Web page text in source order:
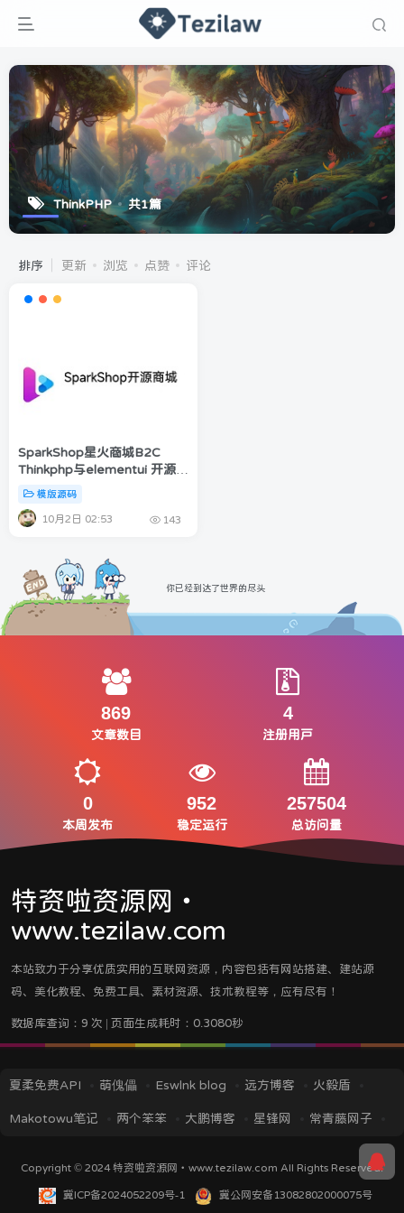
ThinkPHP 共1篇
排序 更新 浏览 点赞 评论
SparkShop星火商城B2C
Thinkphp与elementui 开源可
商用高性能商城系统
模版源码
10月2日 02:53 143
你已经到达了世界的尽头
869
文章数目
4
注册用户
0
本周发布
952
稳定运行
257504
总访问量
特资啦资源网・
www.tezilaw.com
本站致力于分享优质实用的互联网资源，内容包括有网站搭建、建站源
码、美化教程、免费工具、素材资源、技术教程等，应有尽有！
数据库查询：9 次 | 页面生成耗时：0.3080秒
夏柔免费API 萌傀儡 Eswlnk blog 远方博客 火毅盾
Makotowu笔记 两个笨笨 大鹏博客 星锋网 常青藤网子
TITAIKE
黎洛云科技
Copyright © 2024特资啦资源网・www.tezilaw.com All Rights Reserved.
冀ICP备2024052209号-1 冀公网安备13082802000075号